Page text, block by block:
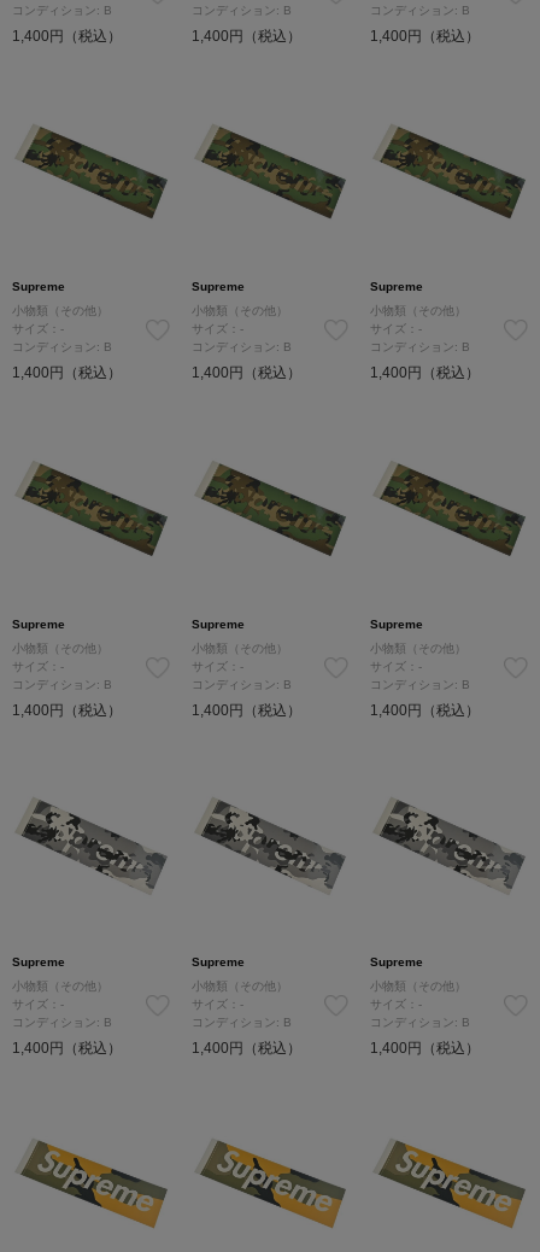
コンディション: B
1,400円（税込）
コンディション: B
1,400円（税込）
コンディション: B
1,400円（税込）
Supreme
小物類（その他）
サイズ：-
コンディション: B
1,400円（税込）
Supreme
小物類（その他）
サイズ：-
コンディション: B
1,400円（税込）
Supreme
小物類（その他）
サイズ：-
コンディション: B
1,400円（税込）
Supreme
小物類（その他）
サイズ：-
コンディション: B
1,400円（税込）
Supreme
小物類（その他）
サイズ：-
コンディション: B
1,400円（税込）
Supreme
小物類（その他）
サイズ：-
コンディション: B
1,400円（税込）
Supreme
小物類（その他）
サイズ：-
コンディション: B
1,400円（税込）
Supreme
小物類（その他）
サイズ：-
コンディション: B
1,400円（税込）
Supreme
小物類（その他）
サイズ：-
コンディション: B
1,400円（税込）